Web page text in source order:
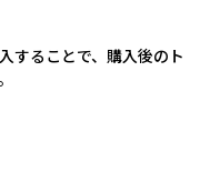
することで、購入後のト